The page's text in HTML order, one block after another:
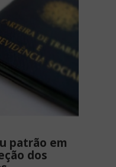
patrão em
dos